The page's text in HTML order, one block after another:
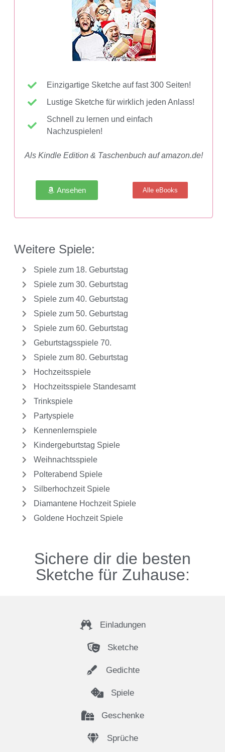
Einzigartige Sketche auf fast 300 Seiten!
Lustige Sketche für wirklich jeden Anlass!
Schnell zu lernen und einfach
Nachzuspielen!
Als Kindle Edition & Taschenbuch auf amazon.de!
Ansehen Alle eBooks
Weitere Spiele:
Spiele zum 18. Geburtstag
Spiele zum 30. Geburtstag
Spiele zum 40. Geburtstag
Spiele zum 50. Geburtstag
Spiele zum 60. Geburtstag
Geburtstagsspiele 70.
Spiele zum 80. Geburtstag
Hochzeitsspiele
Hochzeitsspiele Standesamt
Trinkspiele
Partyspiele
Kennenlernspiele
Kindergeburtstag Spiele
Weihnachtsspiele
Polterabend Spiele
Silberhochzeit Spiele
Diamantene Hochzeit Spiele
Goldene Hochzeit Spiele
Sichere dir die besten
Sketche für Zuhause:
Einladungen
Sketche
Gedichte
Spiele
Geschenke
Sprüche